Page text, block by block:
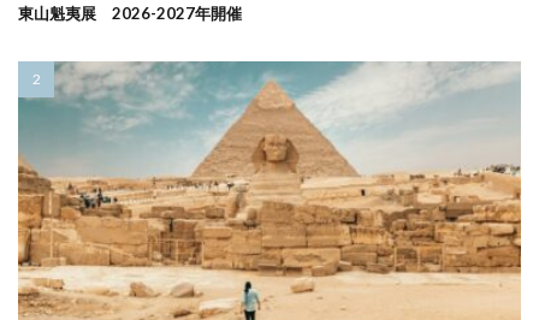
東山魁夷展 2026-2027年開催